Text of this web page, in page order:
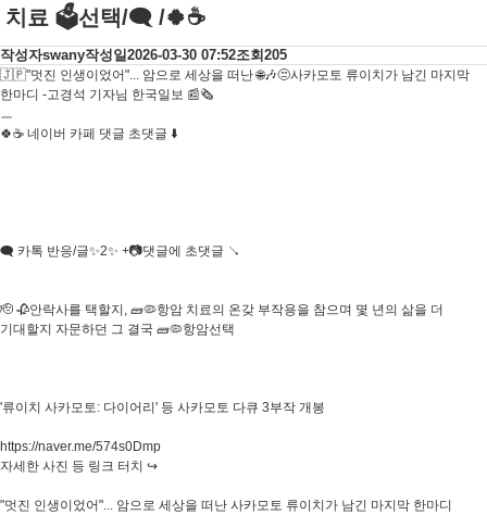
치료 🗳선택/🗨 /🍀☕
작성자swany작성일 2026-03-30 07:52조회 205
🇯🇵"멋진 인생이었어"... 암으로 세상을 떠난 🌐🎶😒사카모토 류이치가 남긴 마지막
한마디 -고경석 기자님 한국일보 📰🗞
ㅡ
🍀☕ 네이버 카페 댓글 초댓글 ⬇️
🗨 카톡 반응/글✨2✨ +📷댓글에 초댓글 ↘️
🫡 🥀안락사를 택할지, 🧱🦠항암 치료의 온갖 부작용을 참으며 몇 년의 삶을 더
기대할지 자문하던 그 결국 🧱🦠항암선택
'류이치 사카모토: 다이어리' 등 사카모토 다큐 3부작 개봉
https://naver.me/574s0Dmp
자세한 사진 등 링크 터치 ↪️
"멋진 인생이었어"... 암으로 세상을 떠난 사카모토 류이치가 남긴 마지막 한마디